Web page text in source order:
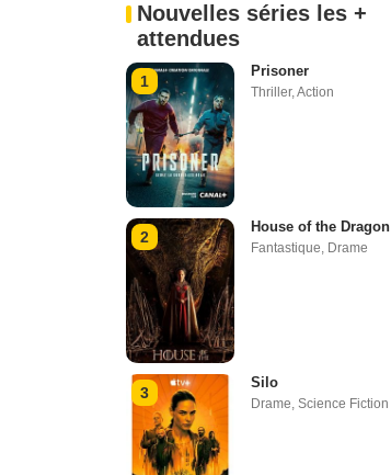
Nouvelles séries les +
attendues
1
Prisoner
Thriller,Action
2
House of the Dragon
Fantastique, Drame
3
Silo
Drame, Science Fiction